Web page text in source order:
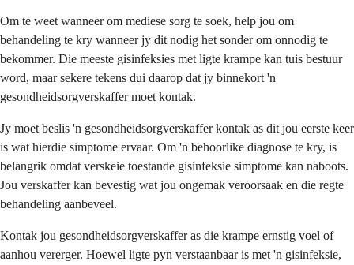
Om te weet wanneer om mediese sorg te soek, help jou om
behandeling te kry wanneer jy dit nodig het sonder om onnodig te
bekommer. Die meeste gisinfeksies met ligte krampe kan tuis bestuur
word, maar sekere tekens dui daarop dat jy binnekort 'n
gesondheidsorgverskaffer moet kontak.
Jy moet beslis 'n gesondheidsorgverskaffer kontak as dit jou eerste keer
is wat hierdie simptome ervaar. Om 'n behoorlike diagnose te kry, is
belangrik omdat verskeie toestande gisinfeksie simptome kan naboots.
Jou verskaffer kan bevestig wat jou ongemak veroorsaak en die regte
behandeling aanbeveel.
Kontak jou gesondheidsorgverskaffer as die krampe ernstig voel of
aanhou vererger. Hoewel ligte pyn verstaanbaar is met 'n gisinfeksie,